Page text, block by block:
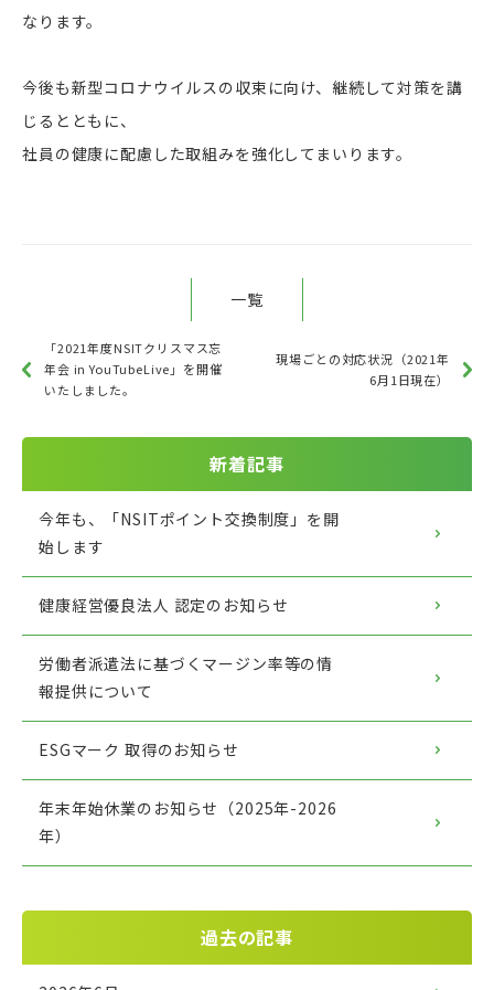
なります。
今後も新型コロナウイルスの収束に向け、継続して対策を講
じるとともに、
社員の健康に配慮した取組みを強化してまいります。
一覧
「2021年度NSITクリスマス忘
年会 in YouTubeLive」を開催
いたしました。
現場ごとの対応状況（2021年
6月1日現在）
新着記事
今年も、「NSITポイント交換制度」を開
始します
健康経営優良法人 認定のお知らせ
労働者派遣法に基づくマージン率等の情
報提供について
ESGマーク 取得のお知らせ
年末年始休業のお知らせ（2025年-2026
年）
過去の記事